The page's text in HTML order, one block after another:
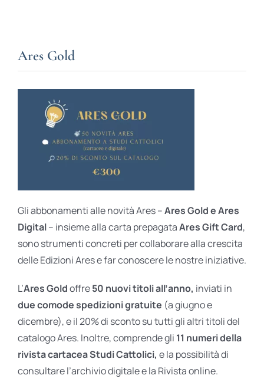
Ares Gold
Gli abbonamenti alle novità Ares –Ares Gold e Ares
Digital– insieme alla carta prepagataAres Gift Card,
sono strumenti concreti per collaborare alla crescita
delle Edizioni Ares e far conoscere le nostre iniziative.
L’Ares Goldoffre50 nuovi titoli all’anno, inviati in
due comode spedizioni gratuite (a giugno e
dicembre), e il 20% di sconto su tutti gli altri titoli del
catalogo Ares. Inoltre, comprende gli 11 numeri della
rivista cartacea Studi Cattolici, e la possibilità di
consultare l’archivio digitale e la Rivista online.